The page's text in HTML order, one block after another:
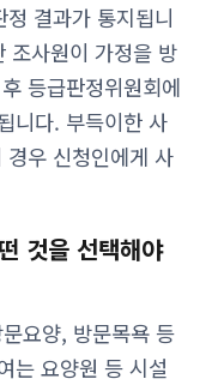
결과가 통지됩니
조사원이 가정을 방
등급판정위원회에
니다. 부득이한 사
우 신청인에게 사
것을 선택해야
요양, 방문목욕 등
는 요양원 등 시설